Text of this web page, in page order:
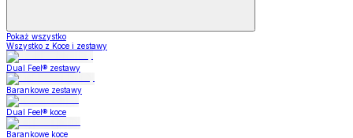
Pokaż wszystko
Wszystko z Koce i zestawy
Dual Feel® zestawy
Barankowe zestawy
Dual Feel® koce
Barankowe koce